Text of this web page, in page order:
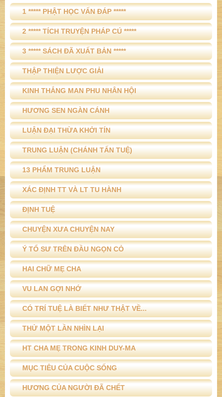
1 ***** PHẬT HỌC VẤN ĐÁP *****
2 ***** TÍCH TRUYỆN PHÁP CÚ *****
3 ***** SÁCH ĐÃ XUẤT BẢN *****
THẬP THIỆN LƯỢC GIẢI
KINH THẮNG MAN PHU NHÂN HỘI
HƯƠNG SEN NGÀN CÁNH
LUẬN ĐẠI THỪA KHỞI TÍN
TRUNG LUẬN (CHÁNH TẤN TUỆ)
13 PHẨM TRUNG LUẬN
XÁC ĐỊNH TT VÀ LT TU HÀNH
ĐỊNH TUỆ
CHUYỆN XƯA CHUYỆN NAY
Ý TỔ SƯ TRÊN ĐẦU NGỌN CỎ
HAI CHỮ MẸ CHA
VU LAN GỢI NHỚ
CÓ TRÍ TUỆ LÀ BIẾT NHƯ THẬT VỀ...
THỬ MỘT LẦN NHÌN LẠI
HT CHA MẸ TRONG KINH DUY-MA
MỤC TIÊU CỦA CUỘC SỐNG
HƯƠNG CỦA NGƯỜI ĐÃ CHẾT